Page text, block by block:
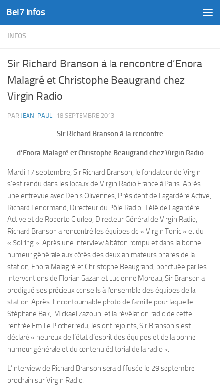
Skip to content
Bel7 Infos
INFOS
Sir Richard Branson à la rencontre d’Enora
Malagré et Christophe Beaugrand chez
Virgin Radio
PAR JEAN-PAUL · 18 SEPTEMBRE 2013
Sir Richard Branson à la rencontre
d’Enora Malagré et Christophe Beaugrand chez Virgin Radio
Mardi 17 septembre, Sir Richard Branson, le fondateur de Virgin
s’est rendu dans les locaux de Virgin Radio France à Paris. Après
une entrevue avec Denis Olivennes, Président de Lagardère Active,
Richard Lenormand, Directeur du Pôle Radio-Télé de Lagardère
Active et de Roberto Ciurleo, Directeur Général de Virgin Radio,
Richard Branson a rencontré les équipes de « Virgin Tonic » et du
« Soiring ». Après une interview à bâton rompu et dans la bonne
humeur générale aux côtés des deux animateurs phares de la
station, Enora Malagré et Christophe Beaugrand, ponctuée par les
interventions de Florian Gazan et Lucienne Moreau, Sir Branson a
prodigué ses précieux conseils à l’ensemble des équipes de la
station. Après l’incontournable photo de famille pour laquelle
Stéphane Bak, Mickael Zazoun et la révélation radio de cette
rentrée Emilie Piccherredu, les ont rejoints, Sir Branson s’est
déclaré « heureux de l’état d’esprit des équipes et de la bonne
humeur générale et du contenu éditorial de la radio ».
L’interview de Richard Branson sera diffusée le 29 septembre
prochain sur Virgin Radio.